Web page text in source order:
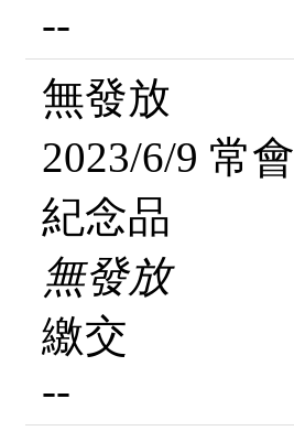
--
無發放
2023/6/9 常會
紀念品
無發放
繳交
--